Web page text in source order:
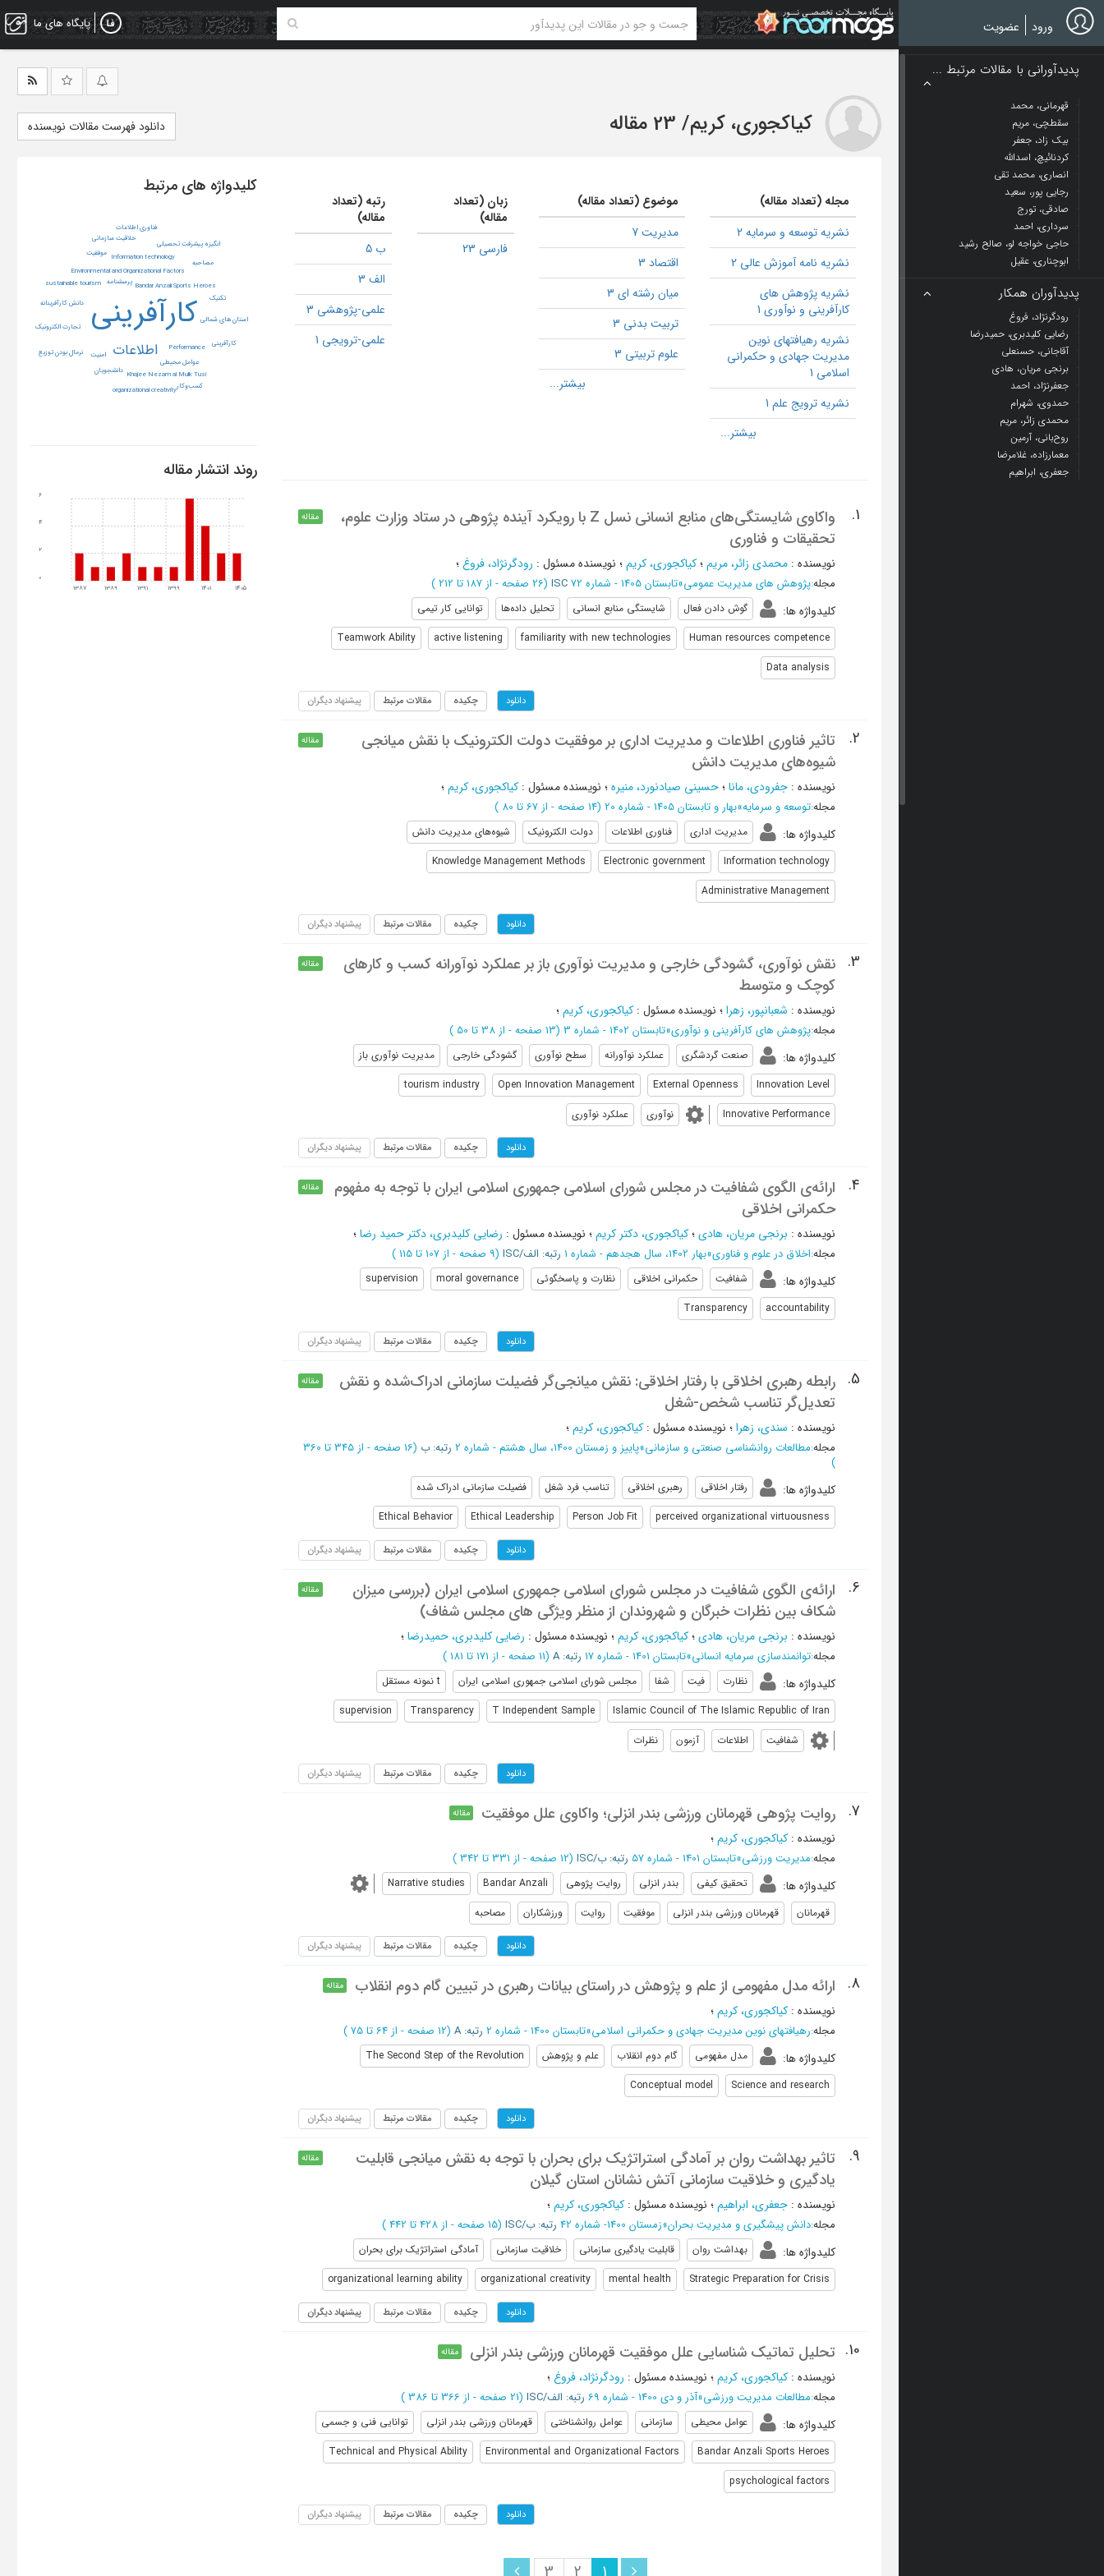
Skip
to
main
پایگاه های ما ورود عضویت
پدیدآورانی با مقالات مرتبط ...
قهرمانی، محمد
سقطچی، مریم
بیک زاد، جعفر
کردنائیچ، اسدالله
انصاری، محمد تقی
رجایی پور، سعید
صادقی، تورج
سرداری، احمد
حاجی خواجه لو، صالح رشید
ابوچناری، عقیل
پدیدآوران همکار
رودگرنژاد، فروغ
رضایی کلیدبری، حمیدرضا
آقاجانی، حسنعلی
برنجی مریان، هادی
جعفرنژاد، احمد
حمدوی، شهرام
محمدی زائر، مریم
روح‌بانی، آرمین
معمارزاده، غلامرضا
جعفری، ابراهیم
کیاکجوری، کریم/ 23 مقاله دانلود فهرست مقالات نویسنده
مجله (تعداد مقاله)
نشریه توسعه و سرمایه 2
نشریه نامه آموزش عالی 2
نشریه پژوهش های
کارآفرینی و نوآوری 1
نشریه رهیافتهای نوین
مدیریت جهادی و حکمرانی
اسلامی 1
نشریه ترویج علم 1
موضوع (تعداد مقاله)
مدیریت 7
اقتصاد 3
میان رشته ای 3
تربیت بدنی 3
علوم تربیتی 3
زبان (تعداد
مقاله)
فارسی 23
رتبه (تعداد
مقاله)
ب 5
الف 3
علمی-پژوهشی 3
علمی-ترویجی 1
1.
واکاوی شایستگی‌های منابع انسانی نسل Z با رویکرد آینده پژوهی در ستاد وزارت علوم،
تحقیقات و فناوری
مقاله
نویسنده : محمدی زائر، مریم؛کیاکجوری، کریم؛ نویسنده مسئول : رودگرنژاد، فروغ؛
مجله:پژوهش های مدیریت عمومی»تابستان 1405 - شماره 72 ISC (‎26 صفحه - از 187 تا 212 )
کلیدواژه ها: گوش دادن فعال شایستگی منابع انسانی تحلیل داده‌ها
توانایی کار تیمی
Human resources competence
familiarity with new technologies
active listening
Teamwork Ability
Data analysis
دانلود چکیده مقالات مرتبط پیشنهاد دیگران
2.
تاثیر فناوری اطلاعات و مدیریت اداری بر موفقیت دولت الکترونیک با نقش میانجی
شیوه‌های مدیریت دانش
مقاله
نویسنده : جفرودی، مانا؛حسینی صیادنورد، منیره؛ نویسنده مسئول : کیاکجوری، کریم؛
مجله:توسعه و سرمایه»بهار و تابستان 1405 - شماره 20 (‎14 صفحه - از 67 تا 80 )
کلیدواژه ها: مدیریت اداری فناوری اطلاعات دولت الکترونیک
شیوه‌های مدیریت دانش
Information technology
Electronic government
Knowledge Management Methods
Administrative Management
دانلود چکیده مقالات مرتبط پیشنهاد دیگران
3.
نقش نوآوری، گشودگی خارجی و مدیریت نوآوری باز بر عملکرد نوآورانه کسب و کارهای
کوچک و متوسط
مقاله
نویسنده : شعبانپور، زهرا؛ نویسنده مسئول : کیاکجوری، کریم؛
مجله:پژوهش های کارآفرینی و نوآوری»تابستان 1402 - شماره 3 (‎13 صفحه - از 38 تا 50 )
کلیدواژه ها: صنعت گردشگری عملکرد نوآورانه سطح نوآوری گشودگی خارجی
مدیریت نوآوری باز
Innovation Level
External Openness
Open Innovation Management
tourism industry
Innovative Performance
نوآوری عملکرد نوآوری
دانلود چکیده مقالات مرتبط پیشنهاد دیگران
4.
ارائه‌ی الگوی شفا‌‌‌‌‌‌‌فیت در مجلس شورای اسلامی جمهوری اسلامی ایران با توجه به مفهوم
حکمرانی اخلاقی
مقاله
نویسنده : برنجی‌ مریان، هادی؛کیاکجوری، دکتر کریم؛ نویسنده مسئول : رضایی کلیدبری، دکتر حمید رضا؛
مجله:اخلاق در علوم و فناوری»بهار 1402، سال هجدهم - شماره 1 رتبه: الف/ISC (‎9 صفحه - از 107 تا 115 )
کلیدواژه ها: شفافیت حکمرانی اخلاقی نظارت و پاسخگوئی moral governance
supervision
accountability
Transparency
دانلود چکیده مقالات مرتبط پیشنهاد دیگران
5.
رابطه رهبری اخلاقی با رفتار اخلاقی: نقش میانجی‌گر فضیلت سازمانی ادراک‌شده و نقش
تعدیل‌گر تناسب شخص-شغل
مقاله
نویسنده : سندی، زهرا؛ نویسنده مسئول : کیاکجوری، کریم؛
مجله:مطالعات روانشناسی صنعتی و سازمانی»پاییز و زمستان 1400، سال هشتم - شماره 2 رتبه: ب (‎16 صفحه -
از 345 تا 360
)
کلیدواژه ها: رفتار اخلاقی رهبری اخلاقی تناسب فرد شغل
فضیلت سازمانی ادراک شده
perceived organizational virtuousness
Person Job Fit
Ethical Leadership
Ethical Behavior
دانلود چکیده مقالات مرتبط پیشنهاد دیگران
6.
ارائه‌ی الگوی شفا‌‎‏‏‌‌‌فیت در مجلس شورای اسلامی جمهوری اسلامی ایران (بررسی میزان
شکاف بین نظرات خبرگان و شهروندان از منظر ویژگی های مجلس شفاف)
مقاله
نویسنده : برنجی مریان، هادی؛کیاکجوری، کریم؛ نویسنده مسئول : رضایی کلیدبری، حمیدرضا؛
مجله:توانمندسازی سرمایه انسانی»تابستان 1401 - شماره 17 رتبه: A (‎11 صفحه - از 171 تا 181 )
کلیدواژه ها: نظارت فیت شفا مجلس شورای اسلامی جمهوری اسلامی ایران
t نمونه مستقل
Islamic Council of The Islamic Republic of Iran
T Independent Sample
Transparency
supervision
شفافیت
اطلاعات آزمون نظرات
دانلود چکیده مقالات مرتبط پیشنهاد دیگران
7. روایت پژوهی قهرمانان ورزشی بندر انزلی؛ واکاوی علل موفقیت مقاله
نویسنده : کیاکجوری، کریم؛
مجله:مدیریت ورزشی»تابستان 1401 - شماره 57 رتبه: ب/ISC (‎12 صفحه - از 331 تا 342 )
کلیدواژه ها: تحقیق کیفی بندر انزلی روایت پژوهی Bandar Anzali
Narrative studies
قهرمانان
قهرمانان ورزشی بندر انزلی موفقیت روایت ورزشکاران مصاحبه
دانلود چکیده مقالات مرتبط پیشنهاد دیگران
8. ارائه مدل مفهومی از علم و پژوهش در راستای بیانات رهبری در تبیین گام دوم انقلاب مقاله
نویسنده : کیاکجوری، کریم؛
مجله:رهیافتهای نوین مدیریت جهادی و حکمرانی اسلامی»تابستان 1400 - شماره 2 رتبه: A (‎12 صفحه - از 64 تا 75 )
کلیدواژه ها: مدل مفهومی گام دوم انقلاب علم و پژوهش
The Second Step of the Revolution
Science and research
Conceptual model
دانلود چکیده مقالات مرتبط پیشنهاد دیگران
9.
تاثیر بهداشت روان بر آمادگی استراتژیک برای بحران با توجه به نقش میانجی قابلیت
یادگیری و خلاقیت سازمانی آتش نشانان استان گیلان
مقاله
نویسنده : جعفری، ابراهیم؛ نویسنده مسئول : کیاکجوری، کریم؛
مجله:دانش پیشگیری و مدیریت بحران»زمستان 1400- شماره 42 رتبه: ب/ISC (‎15 صفحه - از 428 تا 442 )
کلیدواژه ها: بهداشت روان قابلیت یادگیری سازمانی خلاقیت سازمانی
آمادگی استراتژیک برای بحران
Strategic Preparation for Crisis
mental health
organizational creativity
organizational learning ability
دانلود چکیده مقالات مرتبط پیشنهاد دیگران
10. تحلیل تماتیک شناسایی علل موفقیت قهرمانان ورزشی بندر انزلی مقاله
نویسنده : کیاکجوری، کریم؛ نویسنده مسئول : رودگرنژاد، فروغ؛
مجله:مطالعات مدیریت ورزشی»آذر و دی 1400 - شماره 69 رتبه: الف/ISC (‎21 صفحه - از 366 تا 386 )
کلیدواژه ها: عوامل محیطی سازمانی عوامل روانشناختی قهرمانان ورزشی بندر انزلی
توانایی فنی و جسمی
Bandar Anzali Sports Heroes
Environmental and Organizational Factors
Technical and Physical Ability
psychological factors
دانلود چکیده مقالات مرتبط پیشنهاد دیگران
کلیدواژه های مرتبط
کارآفرینی
اطلاعات
Bandar Anzali Sports Heroes
Environmental and Organizational Factors
Information technology
Khajee Nezam al Mulk Tusi
organizational creativity
Performance
sustainable tourism
استان های شمالی
انگیزه پیشرفت تحصیلی
خلاقیت سازمانی
دانش کارآفرینانه
عوامل محیطی
امنیت
پرسشنامه
تجارت الکترونیک
تکنیک
دانشجویان
فناوری اطلاعات
مصاحبه
موفقیت
نرمال بودن توزیع
کارآفرینی
کسب‌وکار
روند انتشار مقاله
1387 1389 1391 1399 1401 1405
0
2
4
6